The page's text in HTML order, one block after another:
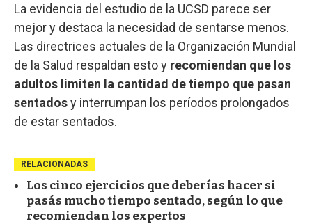
La evidencia del estudio de la UCSD parece ser
mejor y destaca la necesidad de sentarse menos.
Las directrices actuales de la Organización Mundial
de la Salud respaldan esto y recomiendan que los
adultos limiten la cantidad de tiempo que pasan
sentadosy interrumpan los períodos prolongados
de estar sentados.
RELACIONADAS
Los cinco ejercicios que deberías hacer si
pasás mucho tiempo sentado, según lo que
recomiendan los expertos